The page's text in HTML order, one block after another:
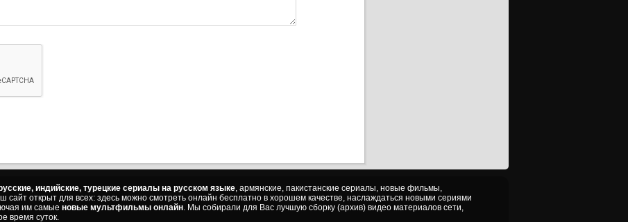
индийские, турецкие сериалы на русском языке, армянские, пакистанские сериалы, новые фильмы,
открыт для всех: здесь можно смотреть онлайн бесплатно в хорошем качестве, наслаждаться новыми сериями
им самые новые мультфильмы онлайн. Мы собирали для Вас лучшую сборку (архив) видео материалов сети,
время суток.